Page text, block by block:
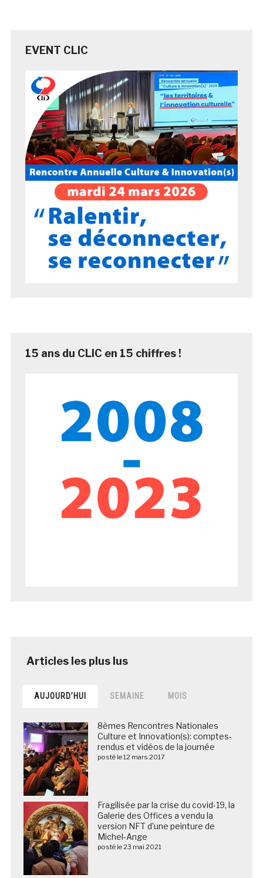
EVENT CLIC
15 ans du CLIC en 15 chiffres !
AUJOURD’HUI SEMAINE MOIS
8èmes Rencontres Nationales
Culture et Innovation(s): comptes-
rendus et vidéos de la journée
posté le 12 mars 2017
Fragilisée par la crise du covid-19, la
Galerie des Offices a vendu la
version NFT d’une peinture de
Michel-Ange
posté le 23 mai 2021